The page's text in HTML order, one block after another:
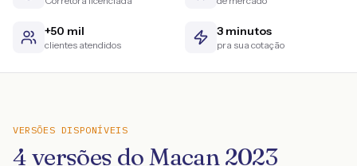
+50 mil
clientes atendidos
3 minutos
pra sua cotação
VERSÕES DISPONÍVEIS
4versões doMacan 2023